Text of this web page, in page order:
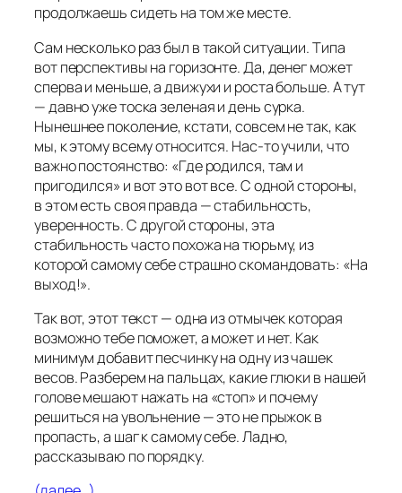
продолжаешь сидеть на том же месте.
Сам несколько раз был в такой ситуации. Типа
вот перспективы на горизонте. Да, денег может
сперва и меньше, а движухи и роста больше. А тут
— давно уже тоска зеленая и день сурка.
Нынешнее поколение, кстати, совсем не так, как
мы, к этому всему относится. Нас-то учили, что
важно постоянство: «Где родился, там и
пригодился» и вот это вот все. С одной стороны,
в этом есть своя правда — стабильность,
уверенность. С другой стороны, эта
стабильность часто похожа на тюрьму, из
которой самому себе страшно скомандовать: «На
выход!».
Так вот, этот текст — одна из отмычек которая
возможно тебе поможет, а может и нет. Как
минимум добавит песчинку на одну из чашек
весов. Разберем на пальцах, какие глюки в нашей
голове мешают нажать на «стоп» и почему
решиться на увольнение — это не прыжок в
пропасть, а шаг к самому себе. Ладно,
рассказываю по порядку.